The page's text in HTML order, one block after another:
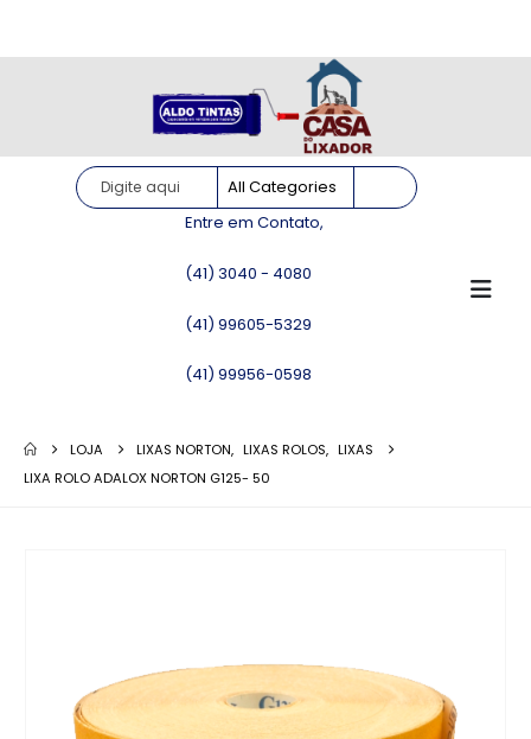
Entre em Contato,
(41) 3040 - 4080
(41) 99605-5329
(41) 99956-0598
LOJA LIXAS NORTON, LIXAS ROLOS, LIXAS
LIXA ROLO ADALOX NORTON G125- 50